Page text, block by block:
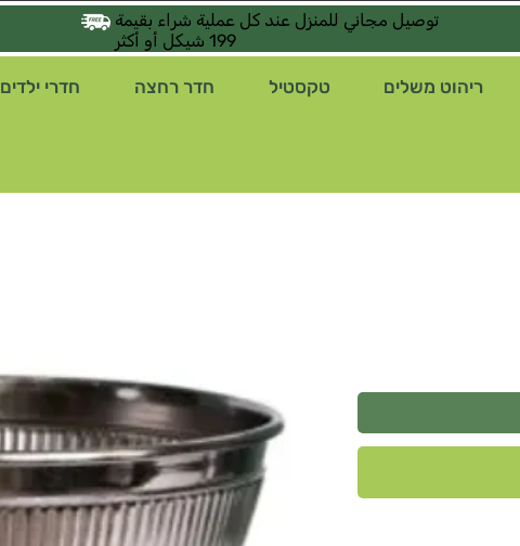
توصيل مجاني للمنزل عند كل عملية شراء بقيمة
199 شيكل أو أكثر
ריהוט משלים טקסטיל חדר רחצה חדרי ילדים